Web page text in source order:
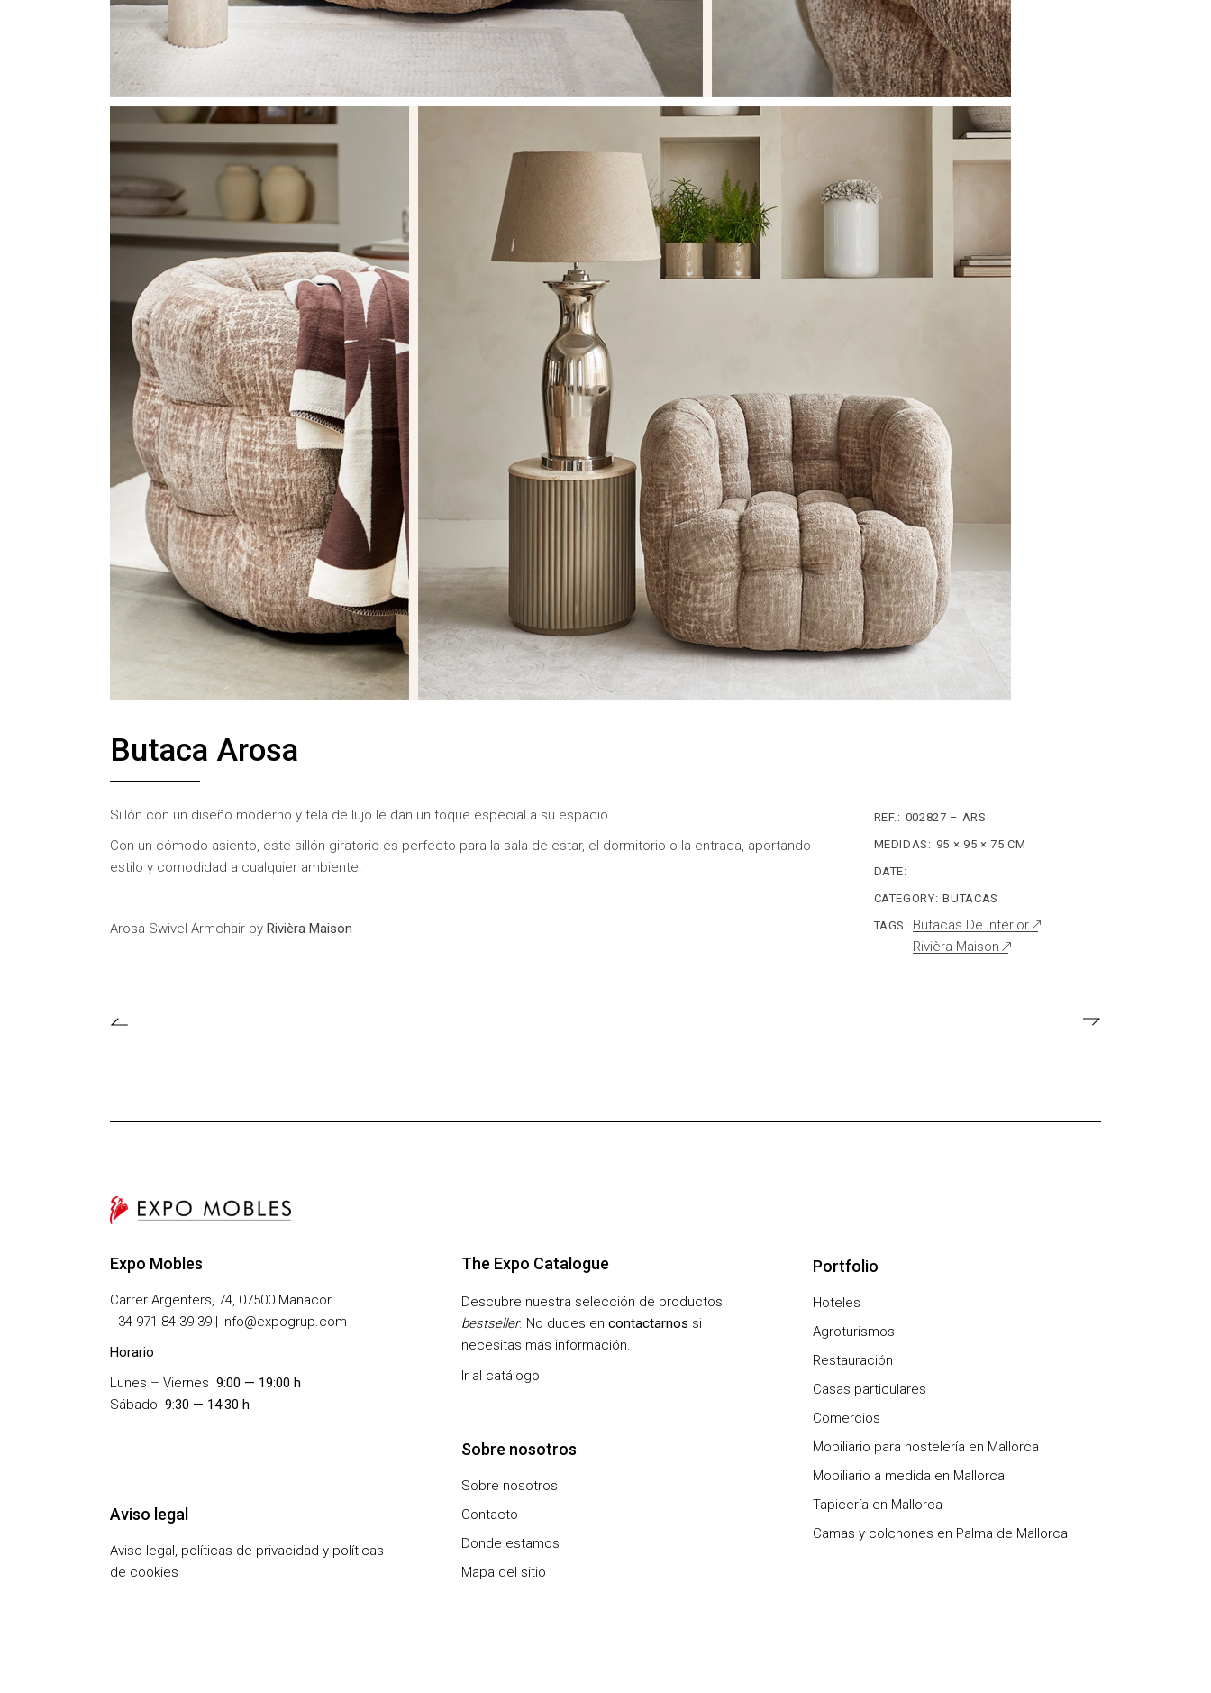
Butaca Arosa
Sillón con un diseño moderno y tela de lujo le dan un toque especial a su espacio.
Con un cómodo asiento, este sillón giratorio es perfecto para la sala de estar, el dormitorio o la entrada, aportando
estilo y comodidad a cualquier ambiente.
Arosa Swivel Armchair by Rivièra Maison
REF.: 002827 – ARS
MEDIDAS: 95 × 95 × 75 CM
DATE:
CATEGORY: BUTACAS
TAGS: Butacas De Interior
Rivièra Maison
Expo Mobles
Carrer Argenters, 74, 07500 Manacor
+34 971 84 39 39 | info@expogrup.com
Horario
Lunes – Viernes 9:00 — 19:00 h
Sábado 9:30 — 14:30 h
Aviso legal
Aviso legal, políticas de privacidad y políticas
de cookies
The Expo Catalogue
Descubre nuestra selección de productos
bestseller. No dudes en contactarnos si
necesitas más información.
Ir al catálogo
Sobre nosotros
Sobre nosotros
Contacto
Donde estamos
Mapa del sitio
Portfolio
Hoteles
Agroturismos
Restauración
Casas particulares
Comercios
Mobiliario para hostelería en Mallorca
Mobiliario a medida en Mallorca
Tapicería en Mallorca
Camas y colchones en Palma de Mallorca